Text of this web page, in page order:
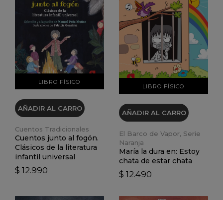
LIBRO FÍSICO
VER DETALLES
AÑADIR AL CARRO
Cuentos Tradicionales
Cuentos junto al fogón.
Clásicos de la literatura
infantil universal
$ 12.990
LIBRO FÍSICO
VER DETALLES
AÑADIR AL CARRO
El Barco de Vapor, Serie
Naranja
María la dura en: Estoy
chata de estar chata
$ 12.490